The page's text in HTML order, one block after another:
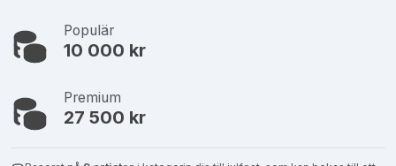
Populär
10 000 kr
Premium
27 500 kr